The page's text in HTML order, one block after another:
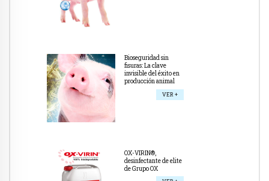
Bioseguridad sin
fisuras: La clave
invisible del éxito en
producción animal
VER +
OX-VIRIN®,
desinfectante de elite
de Grupo OX